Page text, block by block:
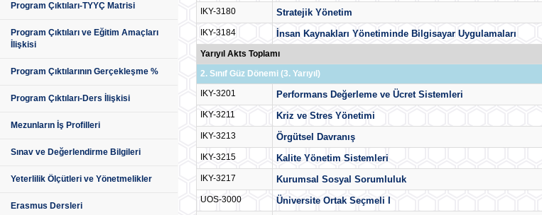
Program Çıktıları-TYYÇ Matrisi
Program Çıktıları ve Eğitim Amaçları
İlişkisi
Program Çıktılarının Gerçekleşme %
Program Çıktıları-Ders İlişkisi
Mezunların İş Profilleri
Sınav ve Değerlendirme Bilgileri
Yeterlilik Ölçütleri ve Yönetmelikler
Erasmus Dersleri
IKY-3180 Stratejik Yönetim
IKY-3184 İnsan Kaynakları Yönetiminde Bilgisayar Uygulamaları
Yarıyıl Akts Toplamı
2. Sınıf Güz Dönemi (3. Yarıyıl)
IKY-3201
Performans Değerleme ve Ücret Sistemleri
IKY-3211 Kriz ve Stres Yönetimi
IKY-3213 Örgütsel Davranış
IKY-3215 Kalite Yönetim Sistemleri
IKY-3217 Kurumsal Sosyal Sorumluluk
UOS-3000 Üniversite Ortak Seçmeli I